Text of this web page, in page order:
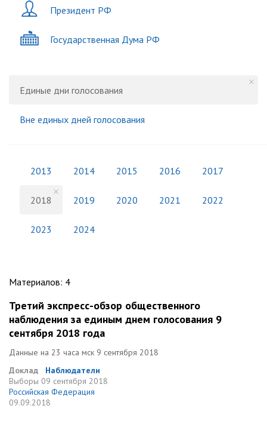
Президент РФ
Государственная Дума РФ
Единые дни голосования
Вне единых дней голосования
2013 2014 2015 2016 2017
2018 2019 2020 2021 2022
2023 2024
Материалов: 4
Третий экспресс-обзор общественного
наблюдения за единым днем голосования 9
сентября 2018 года
Данные на 23 часа мск 9 сентября 2018
Доклад
Наблюдатели
Выборы 09 сентября 2018
Российская Федерация
09.09.2018